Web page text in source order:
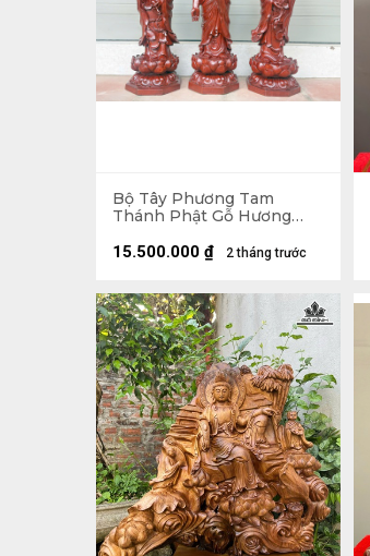
Bộ Tây Phương Tam
Thánh Phật Gỗ Hương
2 tháng trước
15.500.000 ₫